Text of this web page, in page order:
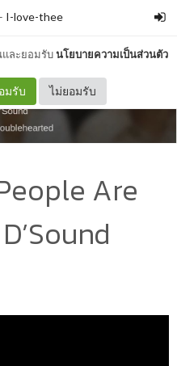
และยอมรับนโยบายความเป็นส่วนตัว
มรับ ไม่ยอมรับ
I-love-thee
Are